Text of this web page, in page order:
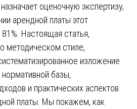
оценочную экспертизу,
арендной платы этот
81%. Настоящая статья,
методическом стиле,
изложение
базы,
и практических аспектов
платы. Мы покажем, как